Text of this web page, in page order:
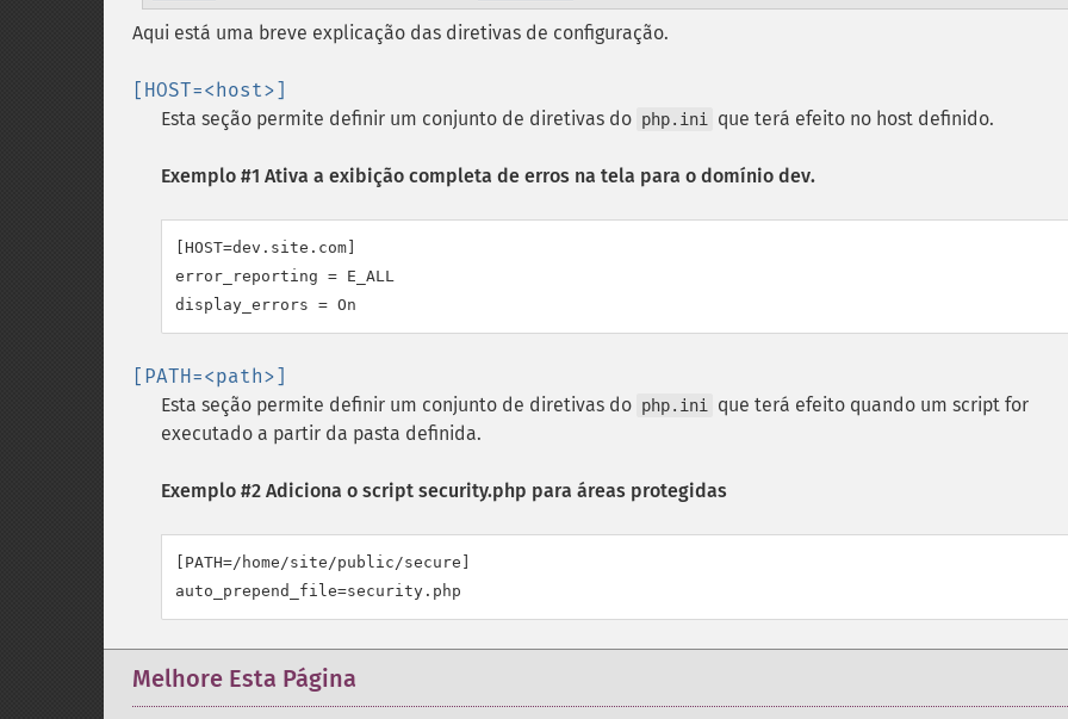
Aqui está uma breve explicação das diretivas de configuração.
[HOST=<host>]
Esta seção permite definir um conjunto de diretivas do php.ini que terá efeito no host definido.
Exemplo #1 Ativa a exibição completa de erros na tela para o domínio dev.
[HOST=dev.site.com]
error_reporting = E_ALL
display_errors = On
[PATH=<path>]
Esta seção permite definir um conjunto de diretivas do php.ini que terá efeito quando um script for
executado a partir da pasta definida.
Exemplo #2 Adiciona o script security.php para áreas protegidas
[PATH=/home/site/public/secure]
auto_prepend_file=security.php
Melhore Esta Página